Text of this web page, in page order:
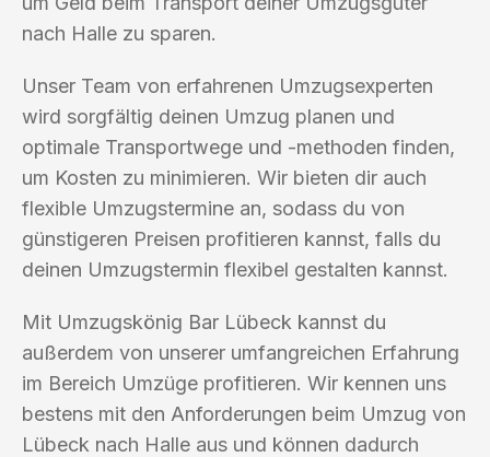
nach Halle zu sparen.
Unser Team von erfahrenen Umzugsexperten
wird sorgfältig deinen Umzug planen und
optimale Transportwege und -methoden finden,
um Kosten zu minimieren. Wir bieten dir auch
flexible Umzugstermine an, sodass du von
günstigeren Preisen profitieren kannst, falls du
deinen Umzugstermin flexibel gestalten kannst.
Mit Umzugskönig Bar Lübeck kannst du
außerdem von unserer umfangreichen Erfahrung
im Bereich Umzüge profitieren. Wir kennen uns
bestens mit den Anforderungen beim Umzug von
Lübeck nach Halle aus und können dadurch